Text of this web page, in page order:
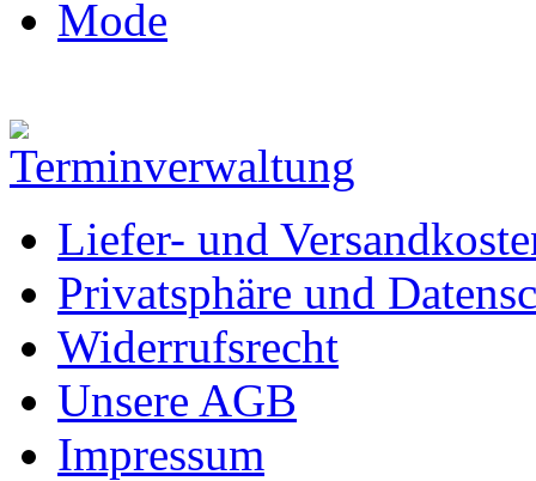
Mode
Liefer- und
Privatsphäre und
Widerrufsrecht
Unsere AGB
Impressum